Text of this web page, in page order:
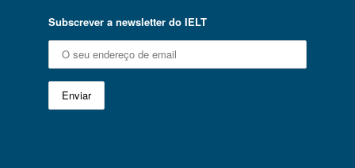
Subscrever a newsletter do IELT